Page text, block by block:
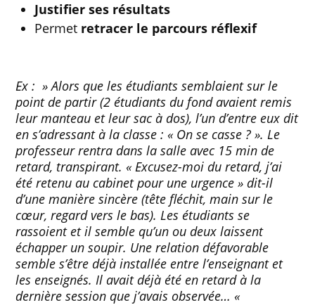
Justifier ses résultats
Permet retracer le parcours réflexif
Ex : » Alors que les étudiants semblaient sur le
point de partir (2 étudiants du fond avaient remis
leur manteau et leur sac à dos), l’un d’entre eux dit
en s’adressant à la classe : « On se casse ? ». Le
professeur rentra dans la salle avec 15 min de
retard, transpirant. « Excusez-moi du retard, j’ai
été retenu au cabinet pour une urgence » dit-il
d’une manière sincère (tête fléchit, main sur le
cœur, regard vers le bas). Les étudiants se
rassoient et il semble qu’un ou deux laissent
échapper un soupir. Une relation défavorable
semble s’être déjà installée entre l’enseignant et
les enseignés. Il avait déjà été en retard à la
dernière session que j’avais observée… «